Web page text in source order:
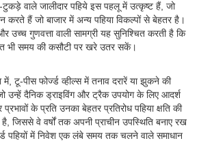
टुकड़े वाले जालीदार पहिये इस पहलू में उत्कृष्ट हैं, जो
करते हैं जो बाजार में अन्य पहिया विकल्पों से बेहतर है।
उच्च गुणवत्ता वाली सामग्री यह सुनिश्चित करती है कि
भी समय की कसौटी पर खरे उतर सकें।
में, टू-पीस फोर्ज्ड व्हील्स में तनाव दरारें या झुकने की
उन्हें दैनिक ड्राइविंग और ट्रैक उपयोग के लिए आदर्श
के प्रति उनका बेहतर प्रतिरोध पहिया क्षति की
जिससे वे वर्षों तक अपनी प्राचीन उपस्थिति बनाए रख
पहियों में निवेश एक लंबे समय तक चलने वाले समाधान